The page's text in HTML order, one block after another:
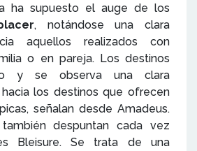
ha supuesto el auge de los
, notándose una clara
aquellos realizados con
o en pareja. Los destinos
y se observa una clara
los destinos que ofrecen
señalan desde Amadeus.
despuntan cada vez
Bleisure. Se trata de una